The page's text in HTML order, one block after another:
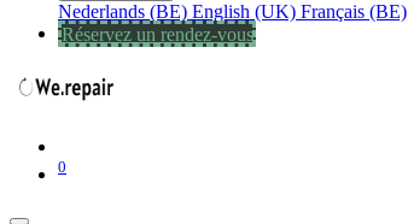
Nederlands (BE) English (UK) Français (BE)
Réservez un rendez-vous
0